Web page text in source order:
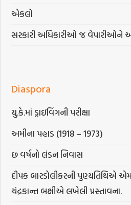
એકલો
સરકારી અધિકારીઓ જ
Diaspora
યુ.કે.માં ડ્રાઇવિંગની પરીક્ષા
અમીના પહાડ (1918 – 1973)
છ વર્ષનો લંડન નિવાસ
દીપક બારડોલીકરની પુણ્યતિથિએ
ચંદ્રકાન્ત બક્ષીએ લખેલી પ્રસ્તાવના.